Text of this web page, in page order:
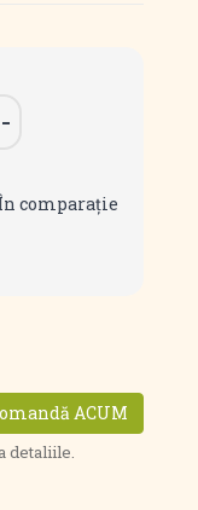
comparaţie
ACUM
detaliile.